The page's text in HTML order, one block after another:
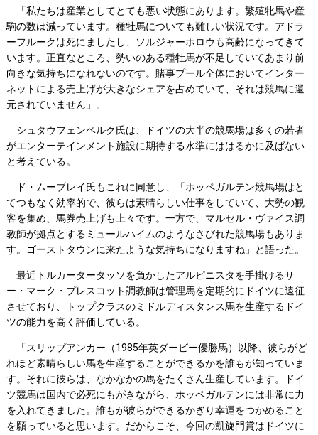
「私たちは産業としてとても悪い状態にあります。繁殖牝馬や産
駒の数は減っています。種牡馬についても難しい状況です。アドラ
ーフルークは死にましたし、ソルジャーホロウも高齢になってきて
います。正直なところ、勢いのある種牡馬が不足していてあまり前
向きな気持ちになれないのです。賭事プール全体においてインター
ネットによる売上げが大きなシェアを占めていて、それは競馬に還
元されていません」。
シュタウフェンベルク氏は、ドイツの大半の競馬場は多くの若者
がエンターテインメント施設に期待する水準にははるかに及ばない
と考えている。
ド・ムーブレイ氏もこれに同意し、「ホッペガルテン競馬場はと
てつもなく効率的で、彼らは素晴らしい仕事をしていて、大勢の観
客を集め、馬券売上げも上々です。一方で、マルセル・ヴァイス調
教師が拠点とするミュールハイムのようなさびれた競馬場もありま
す。ゴーストタウンに来たような気持ちになりますね」と語った。
最近トルカータータッソを負かしたアルピニスタを手掛けるサ
ー・マーク・プレスコット調教師は管理馬を定期的にドイツに遠征
させており、トップクラスのミドルディスタンス馬を生産するドイ
ツの能力を高く評価している。
「スリップアンカー（1985年英ダービー優勝馬）以降、彼らがど
れほど素晴らしい馬を生産することができるかを誰もが知っていま
す。それに彼らは、なかなかの馬をたくさん生産しています。ドイ
ツ競馬は国内で必死にもがきながら、ホッペガルテンには非常に力
を入れてきました。誰もが彼らができるかぎり幸運をつかめること
を願っていると思います。だからこそ、今回の凱旋門賞はドイツに